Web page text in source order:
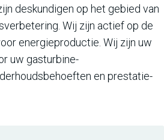
deskundigen op het gebied van
Wij zijn actief op de
energieproductie. Wij zijn uw
uw gasturbine-
en prestatie-